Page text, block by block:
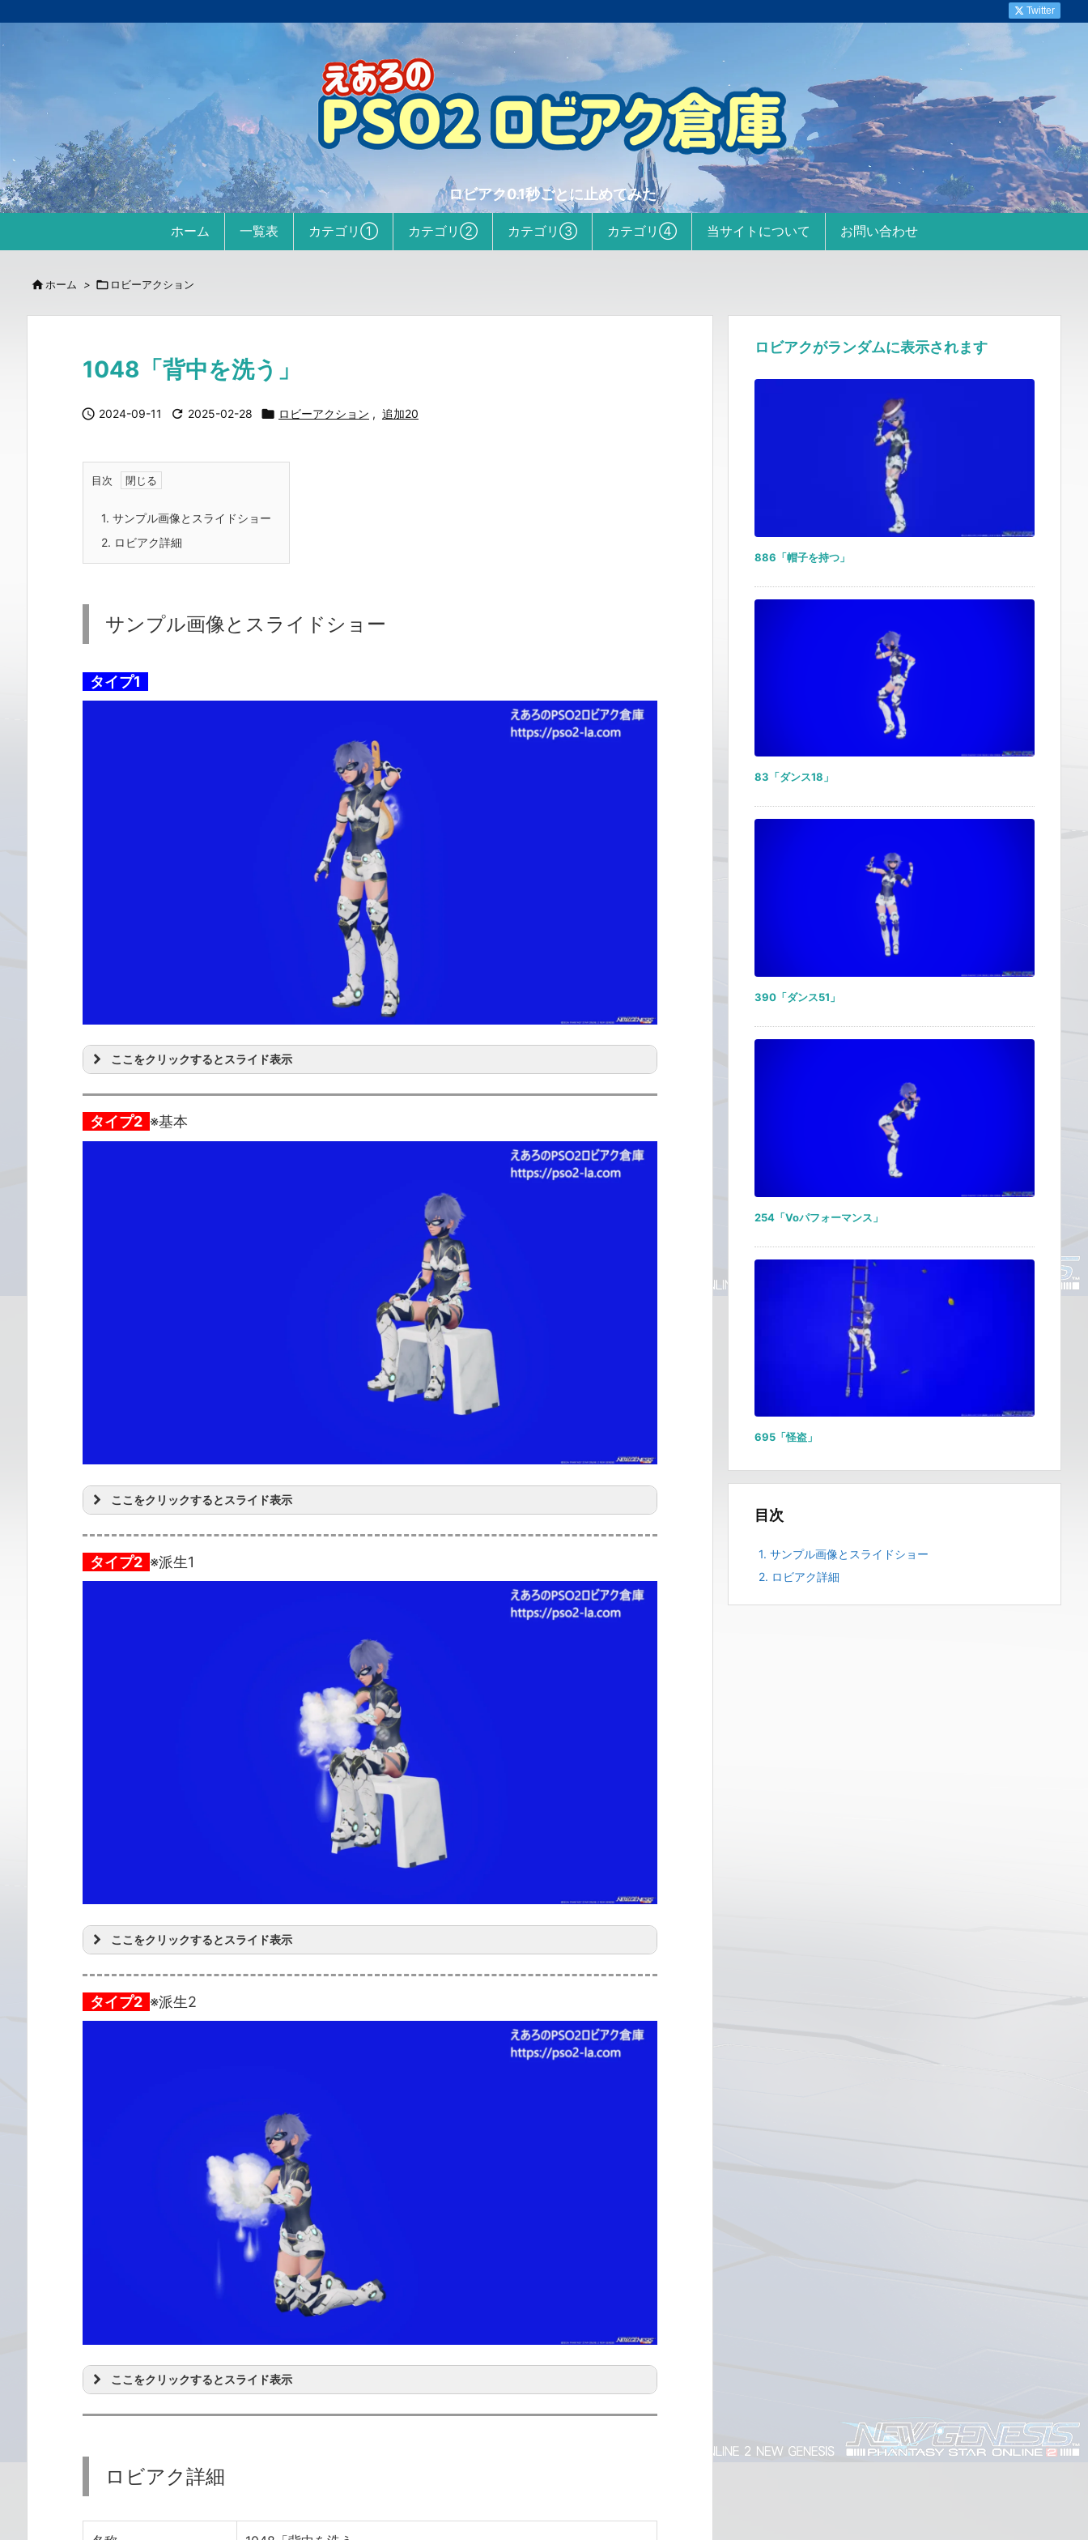
ロビアク0.1秒ごとに止めてみた
ホーム 一覧表 カテゴリ① カテゴリ② カテゴリ③ カテゴリ④ 当サイトについて お問い合わせ
Twitter
 ホーム >  ロビーアクション
1048「背中を洗う」
 2024-09-11  2025-02-28  ロビーアクション , 追加20
目次
1. サンプル画像とスライドショー
2. ロビアク詳細
サンプル画像とスライドショー
タイプ1
ここをクリックするとスライド表示
タイプ2 ※基本
ここをクリックするとスライド表示
タイプ2 ※派生1
ここをクリックするとスライド表示
タイプ2 ※派生2
ここをクリックするとスライド表示
ロビアク詳細
ロビアクがランダムに表示されます
886「帽子を持つ」
83「ダンス18」
390「ダンス51」
254「Voパフォーマンス」
695「怪盗」
目次
1. サンプル画像とスライドショー
2. ロビアク詳細